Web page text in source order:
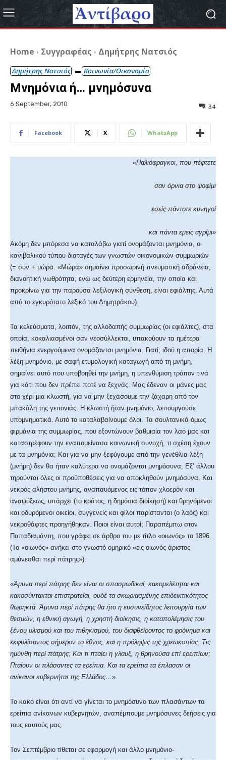
Home Συγγραφέας Δημήτρης Νατσιός
Δημήτρης Νατσιός Κοινωνία/Οικονομία
Μνημόνια ή… μνημόσυνα
6 September, 2010 34
Facebook X WhatsApp
«Παλιόφραγκοι, που πέφτετε
σαν όρνια στο ψοφίμι
εσείς πάντοτε κυνηγοί
και πάντα εμείς αγρίμι»
Ακόμη δεν μπόρεσα να καταλάβω γιατί ονομάζονται μνημόνια, οι
κανιβαλικού τύπου διαταγές των γνωστών οικονομικών συμμωριών
(= συν + μώρα. «Μώρα» σημαίνει προσωρινή πνευματική αδράνεια,
διανοητική νωθρότητα, ενώ ως δεύτερη ερμηνεία, την οποία και
προκρίνω για την παρούσα λεξιλογική σύνθεση, είναι εφιάλτης. Αυτά
από το εγκυρότατο λεξικό του Δημητράκου).
Τα κελεύσματα, λοιπόν, της αλλοδαπής συμμωρίας (οι εφιάλτες), στα
οποία, κοκαλιασμένοι σαν νεοσύλλεκτοι, υπακούουν τα ημέτερα
πειθήνια ενεργούμενα ονομάζονται μνημόνια. Γιατί; ιδού η απορία. Η
λέξη μνημόνιο, με σαφή ετυμολογική καταγωγή από τη μνήμη,
σημαίνει αυτό που υποβοηθεί την μνήμη, η υπενθύμιση τρόπον τινά
για κάτι που δεν πρέπει ποτέ να ξεχνάς. Μας έδεναν οι μάνες μας
στο χέρι μια κλωστή, για να μην ξεχάσουμε την ζάχαρη από τον
μπακάλη της γειτονιάς. Η κλωστή ήταν μνημόνιο, λειτουργούσε
υπομνηματικά. Αυτό το καταλαβαίνουμε όλοι. Τα σουλτανικά όμως
φιρμάνια της συμμωρίας, που εξοντώνουν βαθμιαία τον λαό μας και
καταστρέφουν την εναπομείνασα κοινωνική συνοχή, τι σχέση έχουν
με τα μνημόνια; Και για να μην ξεφύγουμε από την γενέθλια λέξη
(μνήμη) δεν θα ήταν καλύτερα να ονομάζονται μνημόσυνα; Εξ’ άλλου
τηρούνται όλες οι προϋποθέσεις για να αποκληθούν μνημόσυνα. Και
νεκρός αλήστου μνήμης, αναπαυόμενος εις τόπον χλοερόν και
αναψύξεως, υπάρχει (το κράτος, η δημόσια διοίκηση) και θρηνόμενοι
και οδυρόμενοι οικείοι, συγγενείς και φίλοι παρίστανται (ο λαός) και
νεκροθάφτες προηγήθηκαν. Ποιοι είναι αυτοί; Παραπέμπω στον
Παπαδιαμάντη, που γράφει σε άρθρο του με τίτλο «οιωνός» το 1896.
(Το «οιωνός» ανήκει στο γνωστό ομηρικό «εις οιωνός άριστος
αμύνεσθαι περί πάτρης»).
«Άμυνα περί πάτρης δεν είναι οι σπασμωδικαί, κακομελέτηται και
κακοσύντακται επιστρατείαι, ουδέ τα σκωριασμένης επιδεικτικότητος
θωρηκτά. Άμυνα περί πάτρης θα ήτο η ευσυνείδητος λειτουργία των
θεσμών, η εθνική αγωγή, η χρηστή διοίκησις, η καταπολέμησις του
ξένου υλισμού και του πιθηκισμού, του διαφθείροντος το φρόνημα και
εκφυλίσαντος σήμερον το έθνος, και η πρόληψις της χρεωκοπίας. Τις
ημύνθη περί πάτρης; Και τι πταίει η γλαυξ, η θρηνούσα επί ερειπίων;
Πταίουν οι πλάσαντες τα ερείπια. Και τα ερείπια τα έπλασαν οι
ανίκανοι κυβερνήται της Ελλάδος…».
Το κακό είναι ότι αντί να γίνεται το μνημόσυνο των πλασάντων τα
ερείπια ανίκανων κυβερνητών, αναπέμπουμε μνημόσυνες δεήσεις για
τους εαυτούς μας.
Τον Σεπτέμβριο τίθεται σε εφαρμογή και άλλο μνημόνιο-